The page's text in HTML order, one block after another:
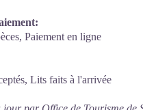
Paiement en ligne
Lits faits à l'arrivée